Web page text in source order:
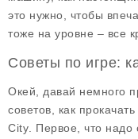
это нужно, чтобы
тоже на уровне – все
Советы по игре:
Окей, давай немного
советов, как
City . Первое, что надо